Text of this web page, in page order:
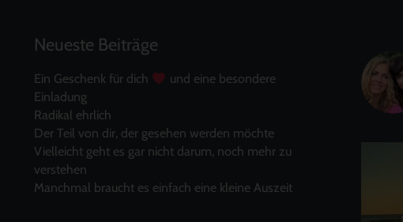
Neueste Beiträge
Ein Geschenk für dich
und eine besondere
Einladung
Radikal ehrlich
Der Teil von dir, der gesehen werden möchte
Vielleicht geht es gar nicht darum, noch mehr zu
verstehen
Manchmal braucht es einfach eine kleine Auszeit